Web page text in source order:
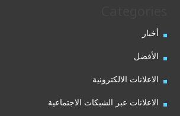
أخبار
الأفضل
الاعلانات الالكترونية
الاعلانات عبر الشبكات الاجتماعية